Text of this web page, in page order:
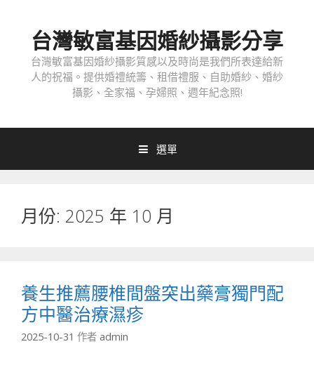
台灣敏富基因婚紗攝影分享
台灣敏富基因婚紗攝影質感以及時尚是我們所表達給新
人的祝福。提供婚禮統籌、租借禮服、自助婚紗、婚紗
攝影、全家福、孕婦照、週年紀念照!
選單
月份: 2025 年 10 月
養生推薦腰椎間盤突出藥膏獨門配
方中醫治療濕疹
2025-10-31 作者 admin